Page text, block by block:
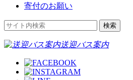
寄付のお願い
送迎バス案内